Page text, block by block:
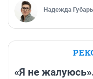
Надежда Губарь
«Я не